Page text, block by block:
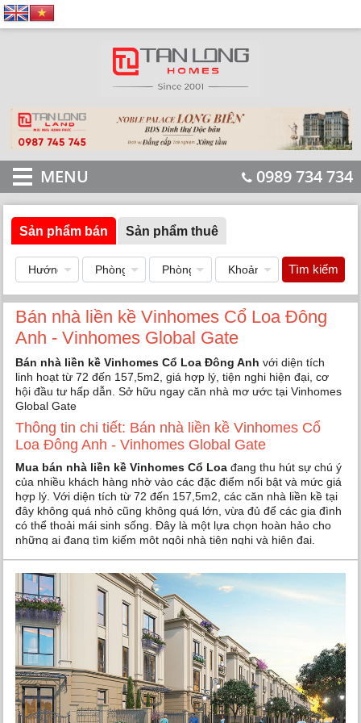
MENU 0989 734 734
Sản phẩm bán Sản phẩm thuê
Tìm kiếm
Bán nhà liền kề Vinhomes Cổ Loa Đông
Anh - Vinhomes Global Gate
Bán nhà liền kề Vinhomes Cổ Loa Đông Anh với diện tích
linh hoạt từ 72 đến 157,5m2, giá hợp lý, tiện nghi hiện đại, cơ
hội đầu tư hấp dẫn. Sở hữu ngay căn nhà mơ ước tại Vinhomes
Global Gate
Thông tin chi tiết: Bán nhà liền kề Vinhomes Cổ
Loa Đông Anh - Vinhomes Global Gate
Mua bán nhà liền kề Vinhomes Cổ Loa đang thu hút sự chú ý
của nhiều khách hàng nhờ vào các đặc điểm nổi bật và mức giá
hợp lý. Với diện tích từ 72 đến 157,5m2, các căn nhà liền kề tại
đây không quá nhỏ cũng không quá lớn, vừa đủ để các gia đình
có thể thoải mái sinh sống. Đây là một lựa chọn hoàn hảo cho
những ai đang tìm kiếm một ngôi nhà tiện nghi và hiện đại.
Mua bán nhà liền kề Vinhomes Cổ Loa - Vinhomes
Global Gate: Ưu điểm
Mua nhà liền kề Vinhomes Cổ Loa Đông Anh
có mức giá
thấp hơn nhiều so với các căn biệt thự, đáp ứng được điều kiện
kinh tế của nhiều khách hàng. Đây chính là lý do khiến nhu cầu
về nhà liền kề tại dự án này luôn ở mức cao. Hơn nữa, các căn
nhà liền kề được thiết kế với kiến trúc hiện đại, sử dụng vật liệu
cao cấp như sơn chống thấm, ngói dán chắc chắn, hệ thống
cửa kính và cửa cuốn sang trọng.
Các căn nhà liền kề tại Vinhomes Global Gate được xây dựng
với nhiều diện tích khác nhau, phù hợp với nhu cầu và số lượng